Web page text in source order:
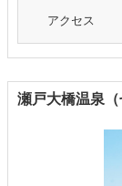
アクセス
瀬戸大橋温泉（